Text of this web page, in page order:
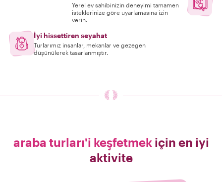
Yerel ev sahibinizin deneyimi tamamen
isteklerinize göre uyarlamasına izin
verin.
İyi hissettiren seyahat
Turlarımız insanlar, mekanlar ve gezegen
düşünülerek tasarlanmıştır.
araba turları'i keşfetmekiçin en iyi
aktivite